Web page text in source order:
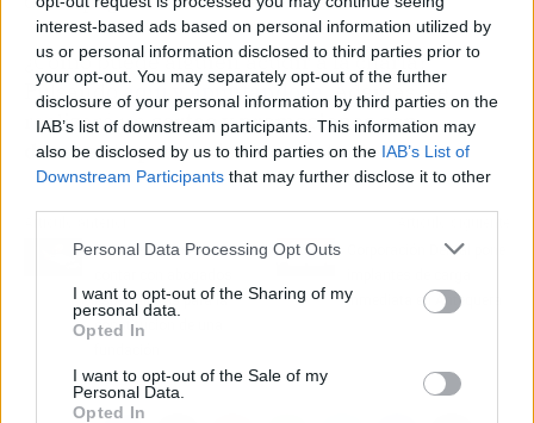
interest-based ads based on personal information utilized by
us or personal information disclosed to third parties prior to
your opt-out. You may separately opt-out of the further
disclosure of your personal information by third parties on the
IAB’s list of downstream participants. This information may
also be disclosed by us to third parties on the IAB’s List of
Downstream Participants that may further disclose it to other
Personal Data Processing Opt Outs
I want to opt-out of the Sharing of my
personal data.
Opted In
I want to opt-out of the Sale of my
Personal Data.
Opted In
¿Cómo puede alguien acudir a la charla?
Pulsandoaquí y apuntándose. Además, se
realizará unsorteo y promociones con
descuento para todos los asistentes.
Por qué es necesario
especialistas para la
constitución de una
Corporación Dental pone
inmediata en Antequera